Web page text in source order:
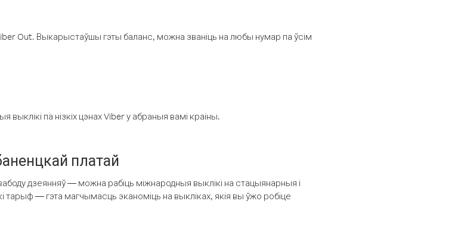
Out. Выкарыстаўшы гэты баланс, можна званіць на любы нумар па ўсім
па нізкіх цэнах Viber у абраныя вамі краіны.
платай
дзеянняў — можна рабіць міжнародныя выклікі на стацыянарныя і
тарыф — гэта магчымасць эканоміць на выкліках, якія вы ўжо робіце